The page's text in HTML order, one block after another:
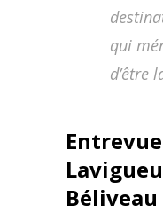
qui
d’être
Béliveau